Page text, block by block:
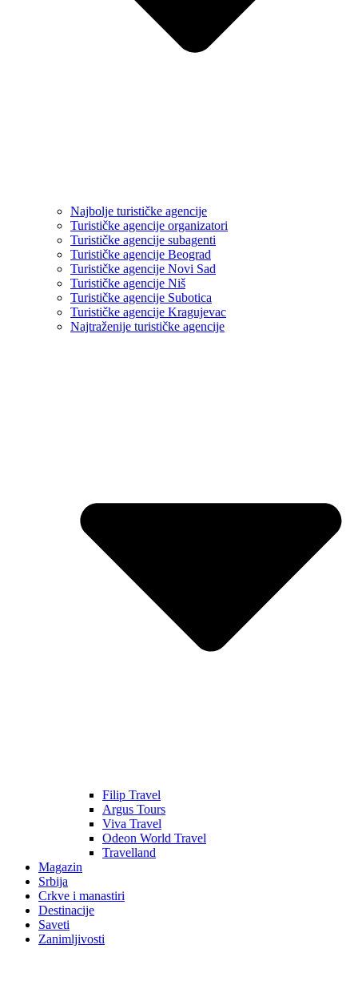
Najbolje turističke agencije
Turističke agencije organizatori
Turističke agencije subagenti
Turističke agencije Beograd
Turističke agencije Novi Sad
Turističke agencije Niš
Turističke agencije Subotica
Turističke agencije Kragujevac
Najtraženije turističke agencije
Filip Travel
Argus Tours
Viva Travel
Odeon World Travel
Travelland
Magazin
Srbija
Crkve i manastiri
Destinacije
Saveti
Zanimljivosti